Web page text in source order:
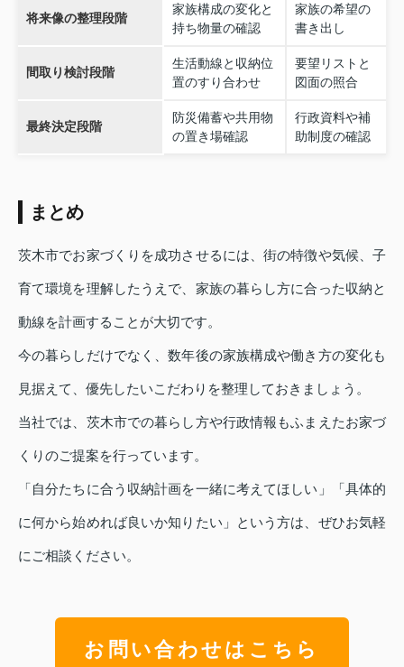
将来像の整理段階
家族構成の変化と
持ち物量の確認
家族の希望の
書き出し
間取り検討段階
生活動線と収納位
置のすり合わせ
要望リストと
図面の照合
最終決定段階
防災備蓄や共用物
の置き場確認
行政資料や補
助制度の確認
まとめ
茨木市でお家づくりを成功させるには、街の特徴や気候、子
育て環境を理解したうえで、家族の暮らし方に合った収納と
動線を計画することが大切です。
今の暮らしだけでなく、数年後の家族構成や働き方の変化も
見据えて、優先したいこだわりを整理しておきましょう。
当社では、茨木市での暮らし方や行政情報もふまえたお家づ
くりのご提案を行っています。
「自分たちに合う収納計画を一緒に考えてほしい」「具体的
に何から始めれば良いか知りたい」という方は、ぜひお気軽
にご相談ください。
お問い合わせはこちら